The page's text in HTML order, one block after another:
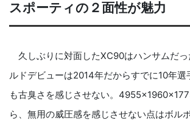
スポーティの２面性が魅力
久しぶりに対面したXC90はハンサムだ
ルドデビューは2014年だからすでに10年選
も古臭さを感じさせない。
ら、無用の威圧感を感じさせない点はボルボ